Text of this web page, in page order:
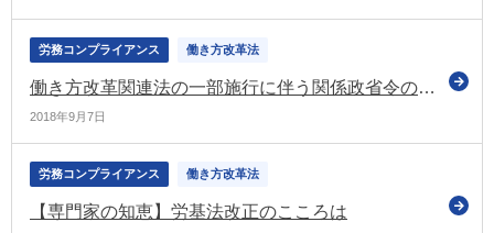
労務コンプライアンス 働き方改革法
働き方改革関連法の一部施行に伴う関係政省令の一部改正
2018年9月7日
労務コンプライアンス 働き方改革法
【専門家の知恵】労基法改正のこころは